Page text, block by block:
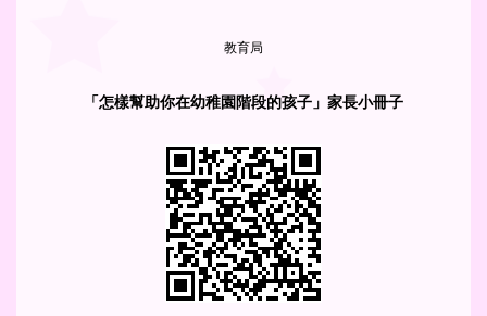
教育局
「怎樣幫助你在幼稚園階段的孩子」家長小冊子